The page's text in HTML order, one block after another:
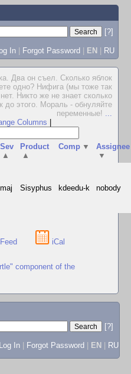
[?]
In | Forgot Password | EN | RU
Два он съел. Сколько яблок
одно? Hифига (мы тоже так
Hикто же не знает сколько
до этого. Мораль - обнуляйте
переменные! ...
Columns
Sev
▲
Product
▲
Comp ▼
Assignee
▼
maj Sisyphus kdeedu-k nobody
Feed iCal
component of the
[?]
Log In Forgot Password EN RU